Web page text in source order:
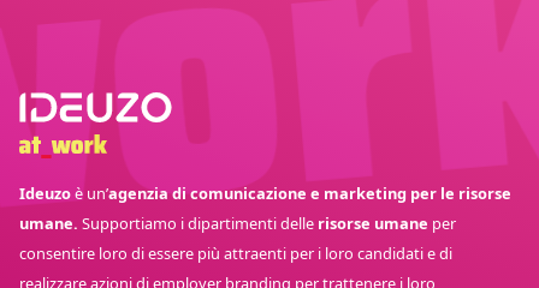
Ideuzoè un’agenzia di comunicazione e marketing per le risorse
umane. Supportiamo i dipartimenti delle risorse umane per
consentire loro di essere più attraenti per i loro candidati e di
realizzare azioni di employer branding per trattenere i loro